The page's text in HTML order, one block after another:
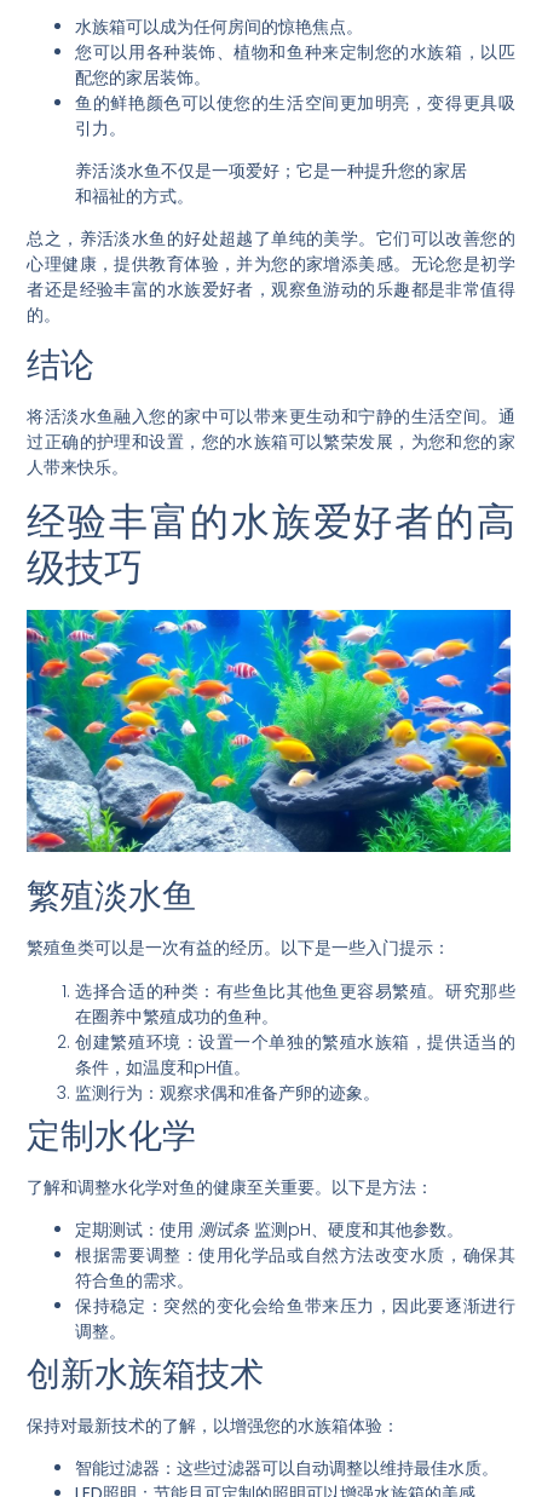
水族箱可以成为任何房间的惊艳焦点。
您可以用各种装饰、植物和鱼种来定制您的水族箱，以匹
配您的家居装饰。
鱼的鲜艳颜色可以使您的生活空间更加明亮，变得更具吸
引力。
养活淡水鱼不仅是一项爱好；它是一种提升您的家居
和福祉的方式。
总之，养活淡水鱼的好处超越了单纯的美学。它们可以改善您的
心理健康，提供教育体验，并为您的家增添美感。无论您是初学
者还是经验丰富的水族爱好者，观察鱼游动的乐趣都是非常值得
的。
结论
将活淡水鱼融入您的家中可以带来更生动和宁静的生活空间。通
过正确的护理和设置，您的水族箱可以繁荣发展，为您和您的家
人带来快乐。
经验丰富的水族爱好者的高
级技巧
繁殖淡水鱼
繁殖鱼类可以是一次有益的经历。以下是一些入门提示：
选择合适的种类 ：有些鱼比其他鱼更容易繁殖。研究那些
在圈养中繁殖成功的鱼种。
创建繁殖环境 ：设置一个单独的繁殖水族箱，提供适当的
条件，如温度和pH值。
监测行为 ：观察求偶和准备产卵的迹象。
定制水化学
了解和调整水化学对鱼的健康至关重要。以下是方法：
定期测试 ：使用测试条监测pH、硬度和其他参数。
根据需要调整 ：使用化学品或自然方法改变水质，确保其
符合鱼的需求。
保持稳定 ：突然的变化会给鱼带来压力，因此要逐渐进行
调整。
创新水族箱技术
保持对最新技术的了解，以增强您的水族箱体验：
智能过滤器 ：这些过滤器可以自动调整以维持最佳水质。